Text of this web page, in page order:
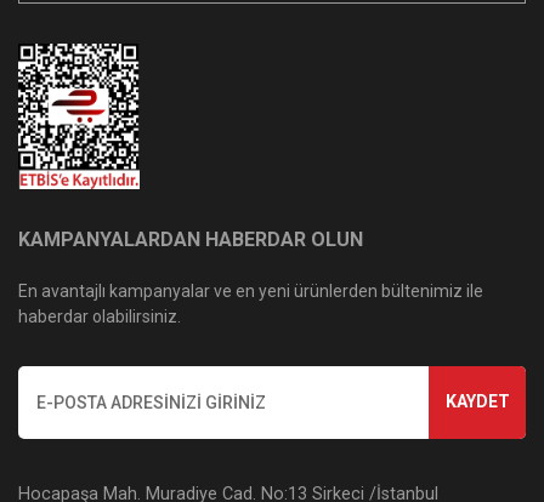
KAMPANYALARDAN HABERDAR OLUN
En avantajlı kampanyalar ve en yeni ürünlerden bültenimiz ile
haberdar olabilirsiniz.
KAYDET
Hocapaşa Mah. Muradiye Cad. No:13 Sirkeci /İstanbul